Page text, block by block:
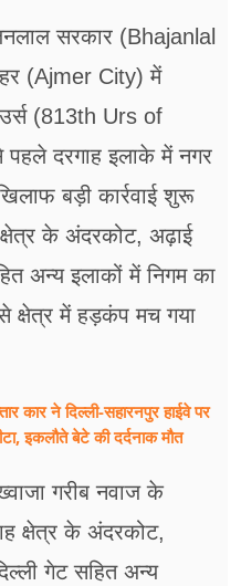
सरकार (Bhajanlal
(Ajmer City) में
(813th Urs of
दरगाह इलाके में नगर
बड़ी कार्रवाई शुरू
के अंदरकोट, अढ़ाई
अन्य इलाकों में निगम का
क्षेत्र में हड़कंप मच गया
ने दिल्ली-सहारनपुर हाईवे पर
इकलौते बेटे की दर्दनाक मौत
गरीब नवाज के
क्षेत्र के अंदरकोट,
गेट सहित अन्य